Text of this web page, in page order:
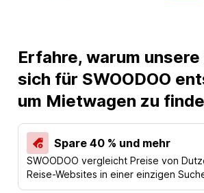
Erfahre, warum
sich für SWOODOO
um Mietwagen zu
Spare 40 % und mehr
SWOODOO vergleicht Preise von
Reise-Websites in einer einzigen